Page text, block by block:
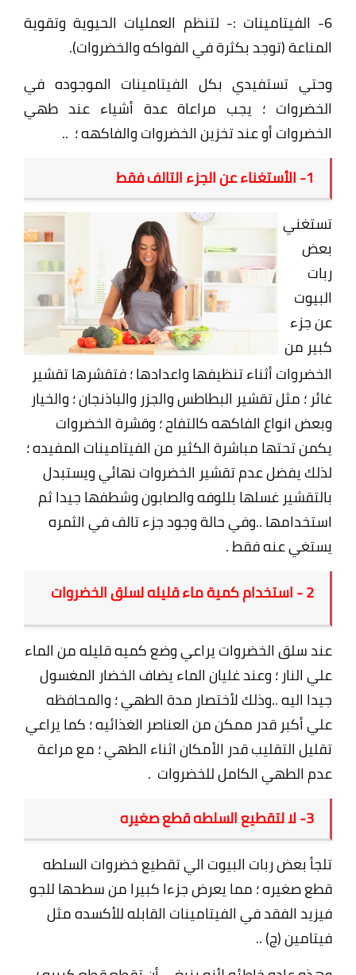
6- الفيتامينات :-
لتنظم العمليات الحيوية وتقوية
المناعة (توجد بكثرة في الفواكه والخضروات).
وحتي تستفيدي بكل الفيتامينات الموجوده في
الخضروات ؛ يجب مراعاة عدة أشياءعند طهي
الخضرواتأو عند تخزين الخضروات والفاكهه ؛ ..
1- الأستغناء عن الجزء التالف فقط
تستغني
بعض
ربات
البيوت
عن جزء
كبير من
الخضروات أثناء تنظيفها واعدادها ؛ فتقشرها تقشير
غائر ؛ مثل تقشير البطاطس والجزر والباذنجان ؛ والخيار
وبعض انواع الفاكهه كالتفاح ؛ وقشرة الخضروات
يكمن تحتها مباشرة الكثير من الفيتامينات المفيده ؛
لذلك يفضل عدم تقشير الخضروات نهائي ويستبدل
بالتقشير غسلها بللوفه والصابون وشطفها جيدا ثم
استخدامها ..وفي حالة وجود جزء تالف في الثمره
يستغي عنه فقط .
2 - استخدام كمية ماء قليله لسلق الخضروات
عند سلق الخضروات يراعي وضع كميه قليله من الماء
علي النار ؛ وعند غليان الماء يضاف الخضار المغسول
جيدا اليه ..وذلك لأختصار مدة الطهي ؛ والمحافظه
علي أكبر قدر ممكن من العناصر الغذائيه ؛ كما يراعي
تقليل التقليب قدر الأمكان اثناء الطهي ؛ مع مراعة
عدم الطهي الكامل للخضروات .
3- لا لتقطيع السلطه قطع صغيره
تلجأ بعض ربات البيوت الي تقطيع خضروات السلطه
قطع صغيره ؛ مما يعرض جزءا كبيرا من سطحها للجو
فيزيد الفقد في الفيتامينات القابله للأكسده مثل
فيتامين (ج) ..